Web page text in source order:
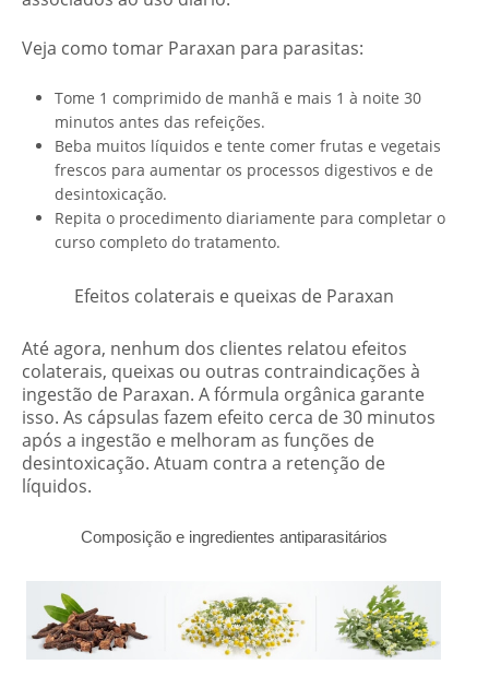
Veja como tomar Paraxan para parasitas:
Tome 1 comprimido de manhã e mais 1 à noite 30
minutos antes das refeições.
Beba muitos líquidos e tente comer frutas e vegetais
frescos para aumentar os processos digestivos e de
desintoxicação.
Repita o procedimento diariamente para completar o
curso completo do tratamento.
Efeitos colaterais e queixas de Paraxan
Até agora, nenhum dos clientes relatou efeitos
colaterais, queixas ou outras contraindicações à
ingestão de Paraxan. A fórmula orgânica garante
isso. As cápsulas fazem efeito cerca de 30 minutos
após a ingestão e melhoram as funções de
desintoxicação. Atuam contra a retenção de
líquidos.
Composição e ingredientes antiparasitários